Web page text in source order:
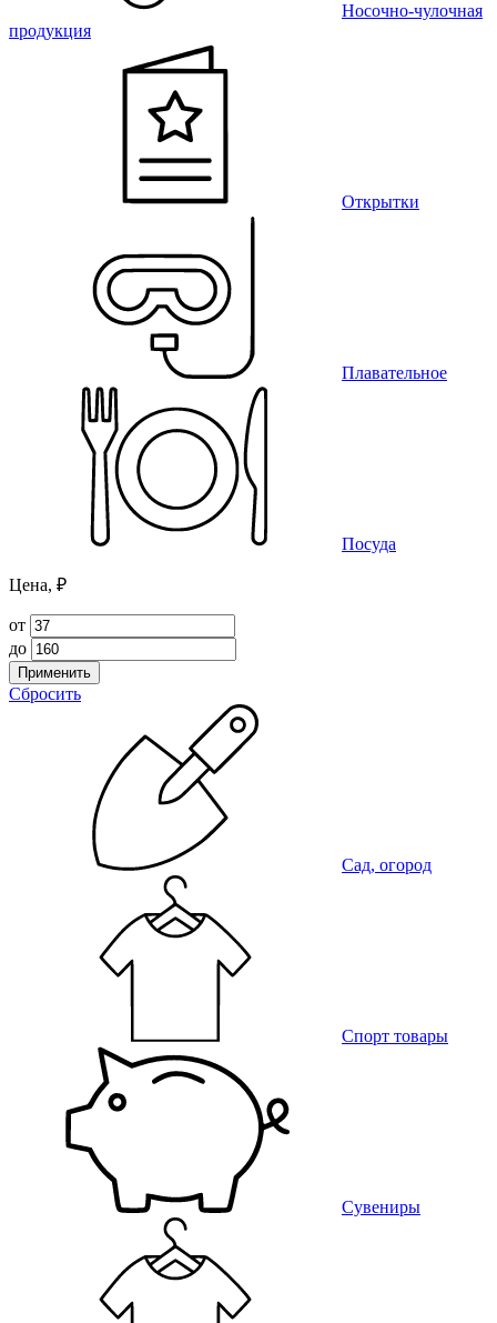
Носочно-чулочная
продукция
Открытки
Плавательное
Посуда
Цена, ₽
от
до
Применить
Сбросить
Сад, огород
Спорт товары
Сувениры